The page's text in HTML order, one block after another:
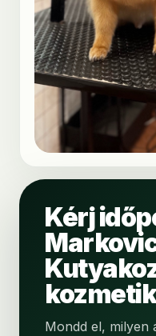
Kérj
Mondd el, milyen